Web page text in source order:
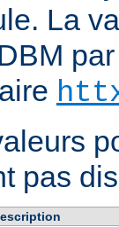
La
pas